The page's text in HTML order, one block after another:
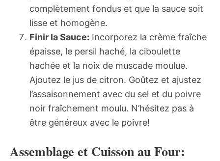
complètement fondus et que la sauce soit
lisse et homogène.
Finir la Sauce: Incorporez la crème fraîche
épaisse, le persil haché, la ciboulette
hachée et la noix de muscade moulue.
Ajoutez le jus de citron. Goûtez et ajustez
l’assaisonnement avec du sel et du poivre
noir fraîchement moulu. N’hésitez pas à
être généreux avec le poivre!
Assemblage et Cuisson au Four: